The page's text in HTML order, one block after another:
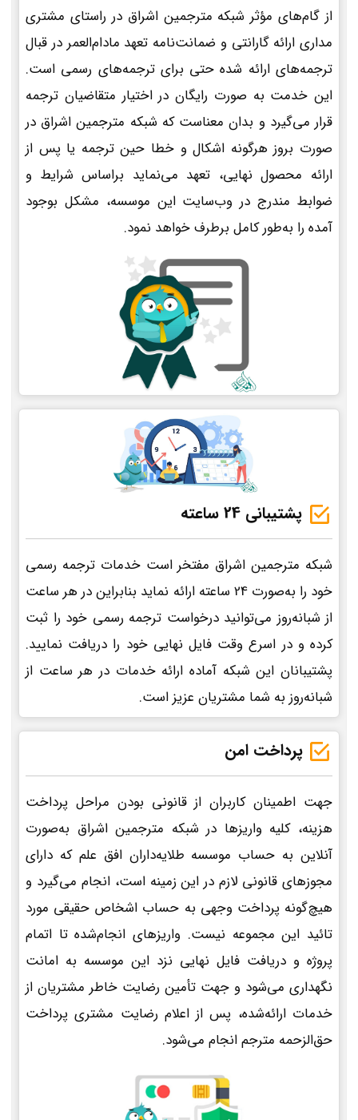
از گام‌های مؤثر شبکه مترجمین اشراق در راستای مشتری
مداری ارائه گارانتی و ضمانت‌نامه تعهد مادام‌العمر در قبال
ترجمه‌های ارائه شده حتی برای ترجمه‌های رسمی است.
این خدمت به صورت رایگان در اختیار متقاضیان ترجمه
قرار می‌گیرد و بدان معناست که شبکه مترجمین اشراق در
صورت بروز هرگونه اشکال و خطا حین ترجمه یا پس از
ارائه محصول نهایی، تعهد می‌نماید براساس شرایط و
ضوابط مندرج در وب‌سایت این موسسه، مشکل بوجود
آمده را به‌طور کامل برطرف خواهد نمود.
پشتیبانی 24 ساعته
شبکه مترجمین اشراق مفتخر است خدمات ترجمه رسمی
خود را به‌صورت 24 ساعته ارائه نماید بنابراین در هر ساعت
از شبانه‌روز می‌توانید درخواست ترجمه رسمی خود را ثبت
کرده و در اسرع وقت فایل نهایی خود را دریافت نمایید.
پشتیبانان این شبکه آماده ارائه خدمات در هر ساعت از
شبانه‌روز به شما مشتریان عزیز است.
پرداخت امن
جهت اطمینان کاربران از قانونی بودن مراحل پرداخت
هزینه، کلیه واریزها در شبکه مترجمین اشراق به‌صورت
آنلاین به حساب موسسه طلایه‌داران افق علم که دارای
مجوزهای قانونی لازم در این زمینه است، انجام می‌گیرد و
هیچ‌گونه پرداخت وجهی به حساب اشخاص حقیقی مورد
تائید این مجموعه نیست. واریزهای انجام‌شده تا اتمام
پروژه و دریافت فایل نهایی نزد این موسسه به امانت
نگهداری می‌شود و جهت تأمین رضایت خاطر مشتریان از
خدمات ارائه‌شده، پس از اعلام رضایت مشتری پرداخت
حق‌الزحمه مترجم انجام می‌شود.